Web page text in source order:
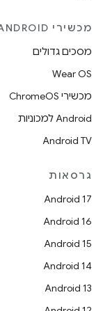
מכשירי ANDROID
מסכים גדולים
Wear OS
מכשירי ChromeOS
Android למכוניות
Android TV
גרסאות
Android 17
Android 16
Android 15
Android 14
Android 13